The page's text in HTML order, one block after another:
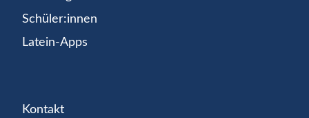
Schüler:innen
Latein-Apps
Kontakt